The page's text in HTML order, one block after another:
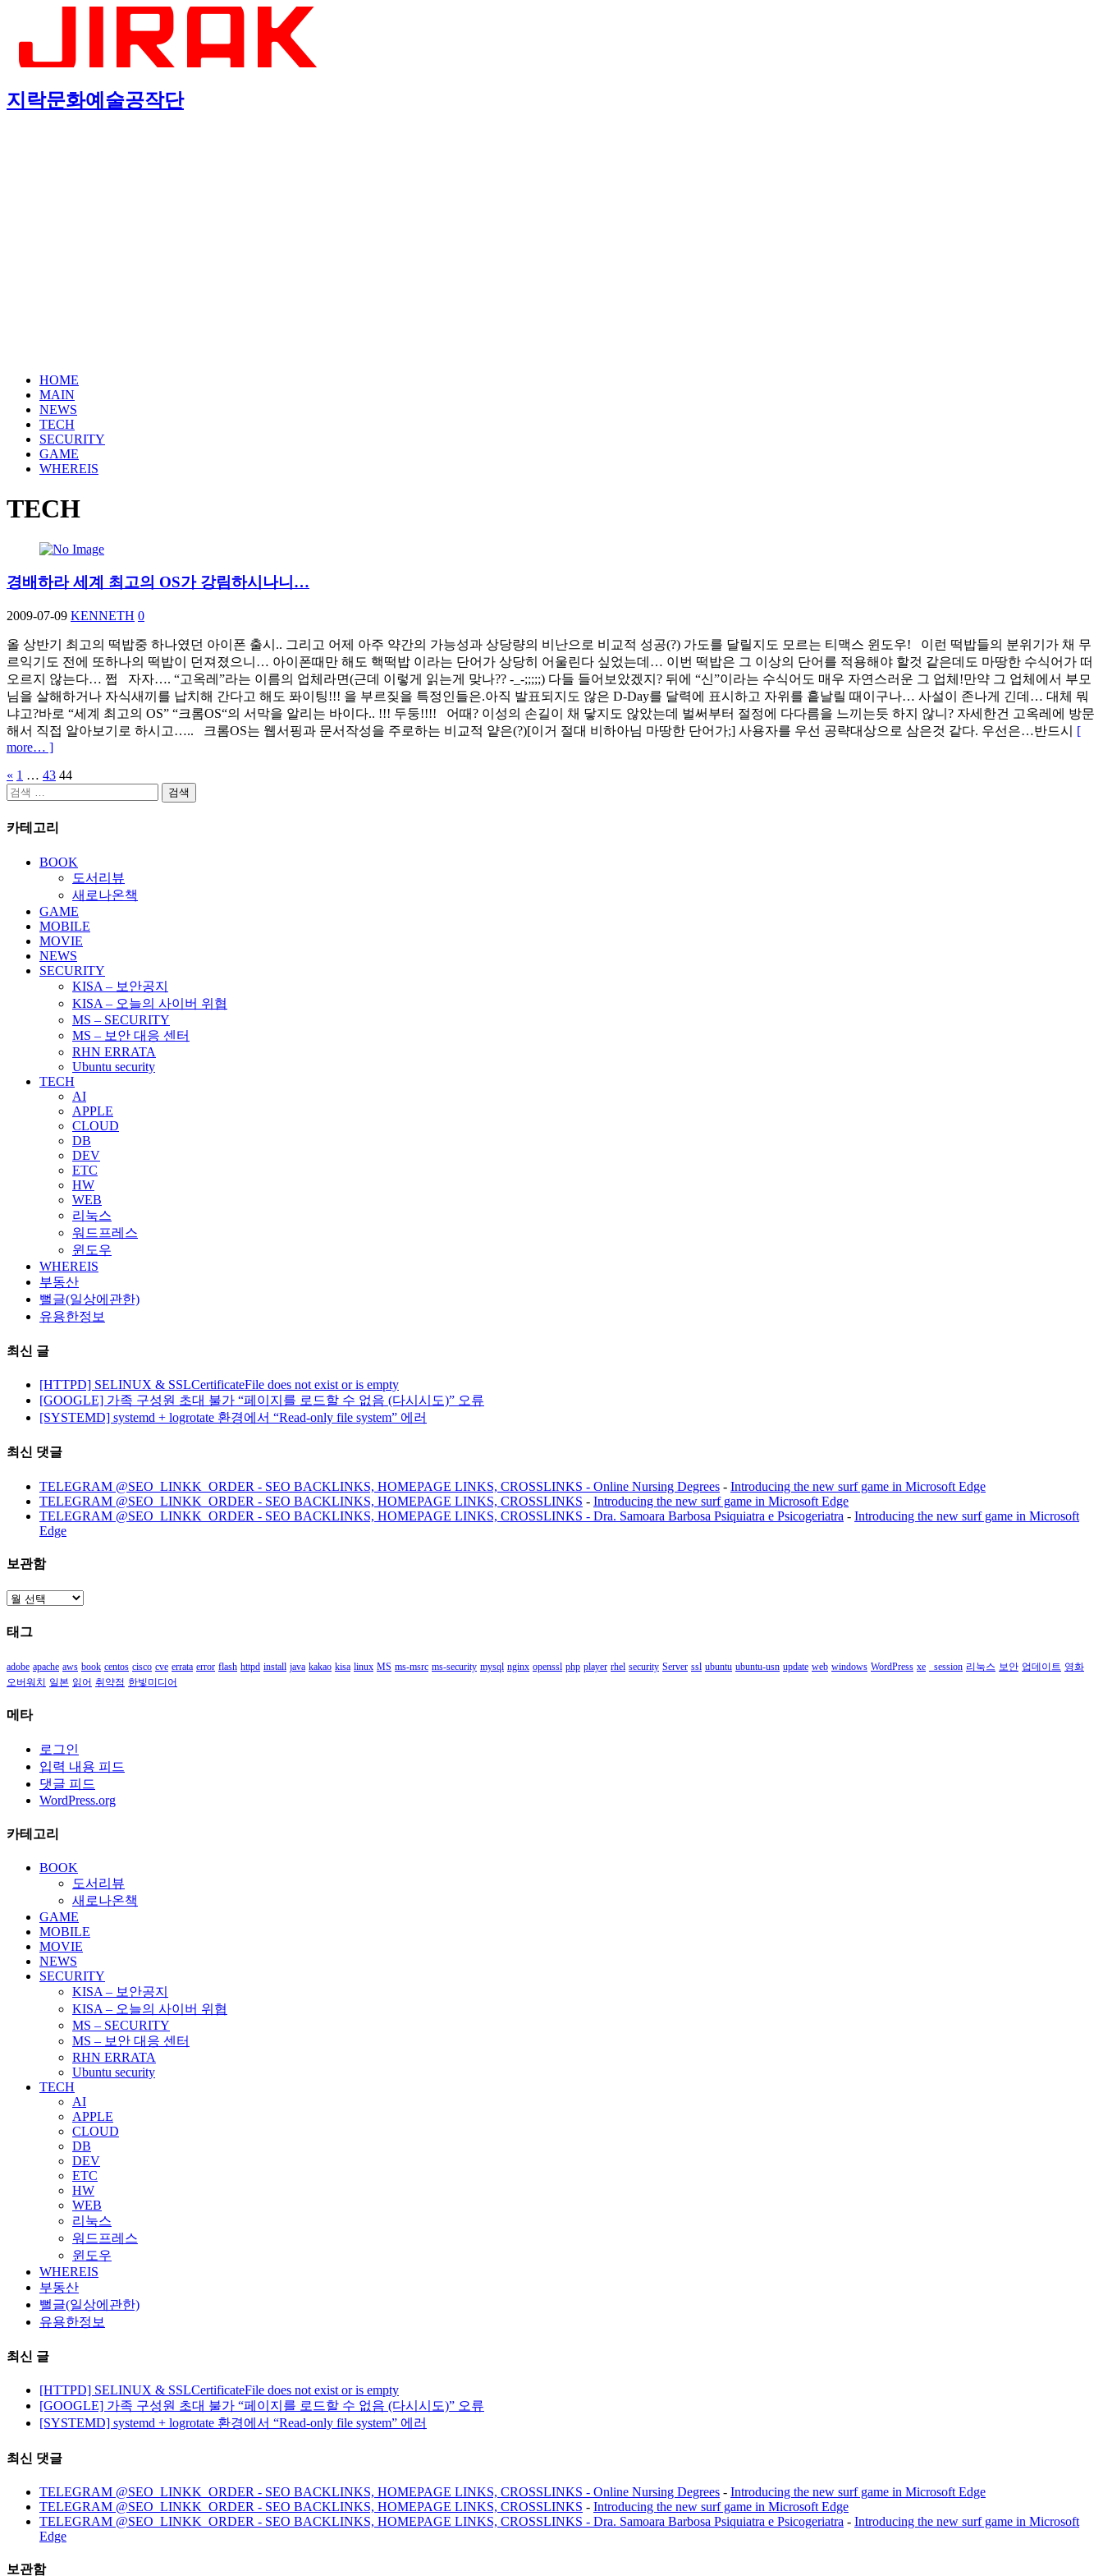
지락문화예술공작단
HOME
MAIN
NEWS
TECH
SECURITY
GAME
WHEREIS
TECH
경배하라 세계 최고의 OS가 강림하시나니…
2009-07-09 KENNETH 0
올 상반기 최고의 떡밥중 하나였던 아이폰 출시.. 그리고 어제 아주 약간의 가능성과 상당량의 비난으로 비교적 성공(?) 가도를 달릴지도 모르는 티맥스 윈도우! 이런 떡밥들의 분위기가 채 무
르익기도 전에 또하나의 떡밥이 던져졌으니… 아이폰때만 해도 핵떡밥 이라는 단어가 상당히 어울린다 싶었는데… 이번 떡밥은 그 이상의 단어를 적용해야 할것 같은데도 마땅한 수식어가 떠
오르지 않는다… 쩝 자자…. “고옥레”라는 이름의 업체라면(근데 이렇게 읽는게 맞나?? -_-;;;;;) 다들 들어보았겠지? 뒤에 “신”이라는 수식어도 매우 자연스러운 그 업체!만약 그 업체에서 부모
님을 살해하거나 자식새끼를 납치해 간다고 해도 퐈이팅!!! 을 부르짖을 특정인들은.아직 발표되지도 않은 D-Day를 달력에 표시하고 자위를 흩날릴 때이구나… 사설이 존나게 긴데… 대체 뭐
냐고?바로 “세계 최고의 OS” “크롬OS“의 서막을 알리는 바이다.. !!! 두둥!!!! 어때? 이성의 손길이 채 닿지도 않았는데 벌써부터 절정에 다다름을 느끼는듯 하지 않니? 자세한건 고옥레에 방문
해서 직접 알아보기로 하시고….. 크롬OS는 웹서핑과 문서작성을 주로하는 비교적 얕은(?)[이거 절대 비하아님 마땅한 단어가;] 사용자를 우선 공략대상으로 삼은것 같다. 우선은…반드시 [
more… ]
글
페
이
« 1 … 43 44
검
카테고리
BOOK
도서리뷰
새로나온책
GAME
MOBILE
MOVIE
NEWS
SECURITY
KISA – 보안공지
KISA – 오늘의 사이버 위협
MS – SECURITY
MS – 보안 대응 센터
RHN ERRATA
Ubuntu security
TECH
AI
APPLE
CLOUD
DB
DEV
ETC
HW
WEB
리눅스
워드프레스
윈도우
WHEREIS
부동산
뻘글(일상에관한)
유용한정보
최신 글
[HTTPD] SELINUX & SSLCertificateFile does not exist or is empty
[GOOGLE] 가족 구성원 초대 불가 “페이지를 로드할 수 없음 (다시시도)” 오류
[SYSTEMD] systemd + logrotate 환경에서 “Read-only file system” 에러
최신 댓글
TELEGRAM @SEO_LINKK_ORDER - SEO BACKLINKS, HOMEPAGE LINKS, CROSSLINKS - Online Nursing Degrees - Introducing the new surf game in Microsoft Edge
TELEGRAM @SEO_LINKK_ORDER - SEO BACKLINKS, HOMEPAGE LINKS, CROSSLINKS - Introducing the new surf game in Microsoft Edge
TELEGRAM @SEO_LINKK_ORDER - SEO BACKLINKS, HOMEPAGE LINKS, CROSSLINKS - Dra. Samoara Barbosa Psiquiatra e Psicogeriatra - Introducing the new surf game in Microsoft
Edge
보관함
보
함
태그
adobe apache aws book centos cisco cve errata error flash httpd install java kakao kisa linux MS ms-msrc ms-security mysql nginx openssl php player rhel security Server ssl ubuntu ubuntu-usn update web windows WordPress xe _session 리눅스 보안 업데이트 영화
오버워치 일본 읽어 취약점 한빛미디어
메타
로그인
입력 내용 피드
댓글 피드
WordPress.org
카테고리
BOOK
도서리뷰
새로나온책
GAME
MOBILE
MOVIE
NEWS
SECURITY
KISA – 보안공지
KISA – 오늘의 사이버 위협
MS – SECURITY
MS – 보안 대응 센터
RHN ERRATA
Ubuntu security
TECH
AI
APPLE
CLOUD
DB
DEV
ETC
HW
WEB
리눅스
워드프레스
윈도우
WHEREIS
부동산
뻘글(일상에관한)
유용한정보
최신 글
[HTTPD] SELINUX & SSLCertificateFile does not exist or is empty
[GOOGLE] 가족 구성원 초대 불가 “페이지를 로드할 수 없음 (다시시도)” 오류
[SYSTEMD] systemd + logrotate 환경에서 “Read-only file system” 에러
최신 댓글
TELEGRAM @SEO_LINKK_ORDER - SEO BACKLINKS, HOMEPAGE LINKS, CROSSLINKS - Online Nursing Degrees - Introducing the new surf game in Microsoft Edge
TELEGRAM @SEO_LINKK_ORDER - SEO BACKLINKS, HOMEPAGE LINKS, CROSSLINKS - Introducing the new surf game in Microsoft Edge
TELEGRAM @SEO_LINKK_ORDER - SEO BACKLINKS, HOMEPAGE LINKS, CROSSLINKS - Dra. Samoara Barbosa Psiquiatra e Psicogeriatra - Introducing the new surf game in Microsoft
Edge
보관함